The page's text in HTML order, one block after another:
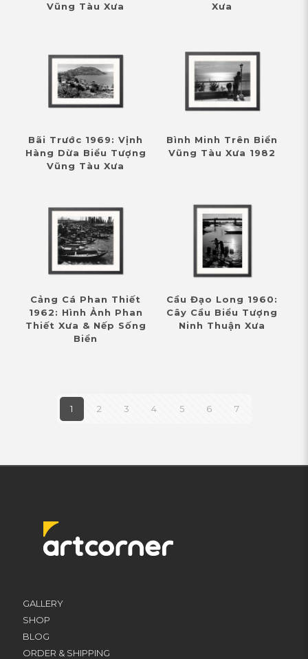
Vũng Tàu Xưa
Xưa
Bãi Trước 1969: Vịnh
Hàng Dừa Biểu Tượng
Vũng Tàu Xưa
Bình Minh Trên Biển
Vũng Tàu Xưa 1982
Cảng Cá Phan Thiết
1962: Hình Ảnh Phan
Thiết Xưa & Nếp Sống
Biển
Cầu Đạo Long 1960:
Cây Cầu Biểu Tượng
Ninh Thuận Xưa
1 2 3 4 5 6 7
GALLERY
SHOP
BLOG
ORDER & SHIPPING